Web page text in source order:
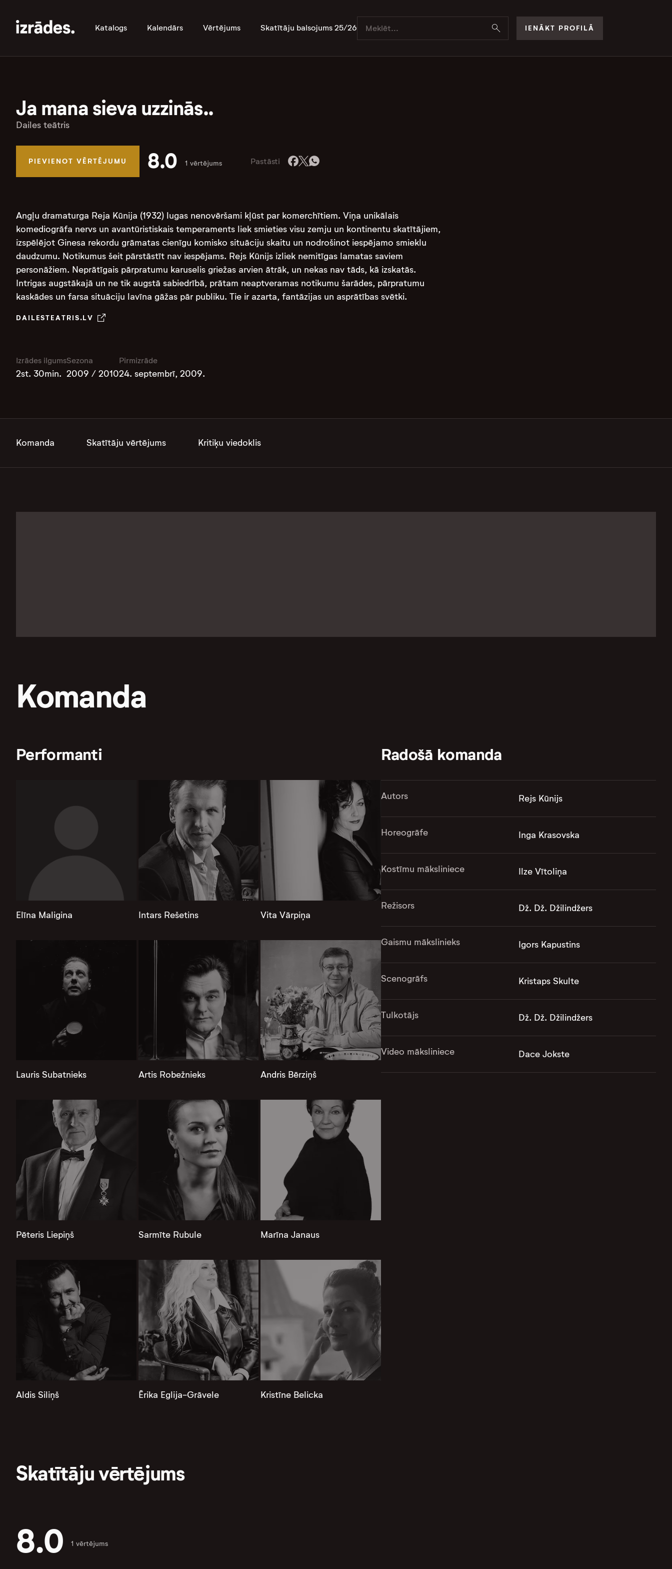
Katalogs Kalendārs Vērtējums Skatītāju balsojums 25/26 IENĀKT PROFILĀ
Ja mana sieva uzzinās..
Dailes teātris
PIEVIENOT VĒRTĒJUMU 8.0 1 vērtējums Pastāsti
Angļu dramaturga Reja Kūnija (1932) lugas nenovēršami kļūst par komerchītiem. Viņa unikālais
komediogrāfa nervs un avantūristiskais temperaments liek smieties visu zemju un kontinentu skatītājiem,
izspēlējot Ginesa rekordu grāmatas cienīgu komisko situāciju skaitu un nodrošinot iespējamo smieklu
daudzumu. Notikumus šeit pārstāstīt nav iespējams. Rejs Kūnijs izliek nemitīgas lamatas saviem
personāžiem. Neprātīgais pārpratumu karuselis griežas arvien ātrāk, un nekas nav tāds, kā izskatās.
Intrigas augstākajā un ne tik augstā sabiedrībā, prātam neaptveramas notikumu šarādes, pārpratumu
kaskādes un farsa situāciju lavīna gāžas pār publiku. Tie ir azarta, fantāzijas un asprātības svētki.
DAILESTEATRIS.LV
Izrādes ilgums
2st. 30min.
Sezona
2009 / 2010
Pirmizrāde
24. septembrī, 2009.
Komanda Skatītāju vērtējums Kritiķu viedoklis
Komanda
Performanti
Elīna Maligina Intars Rešetins Vita Vārpiņa
Lauris Subatnieks Artis Robežnieks Andris Bērziņš
Pēteris Liepiņš Sarmīte Rubule Marīna Janaus
Aldis Siliņš Ērika Eglija-Grāvele Kristīne Belicka
Radošā komanda
Autors Rejs Kūnijs
Horeogrāfe Inga Krasovska
Kostīmu māksliniece Ilze Vītoliņa
Režisors Dž. Dž. Džilindžers
Gaismu mākslinieks Igors Kapustins
Scenogrāfs Kristaps Skulte
Tulkotājs Dž. Dž. Džilindžers
Video māksliniece Dace Jokste
Skatītāju vērtējums
8.0 1 vērtējums